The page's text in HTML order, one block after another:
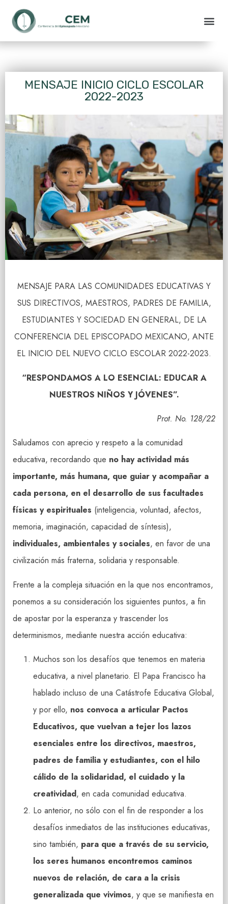
MENSAJE INICIO CICLO ESCOLAR
2022-2023
MENSAJE PARA LAS COMUNIDADES EDUCATIVAS Y
SUS DIRECTIVOS, MAESTROS, PADRES DE FAMILIA,
ESTUDIANTES Y SOCIEDAD EN GENERAL, DE LA
CONFERENCIA DEL EPISCOPADO MEXICANO, ANTE
EL INICIO DEL NUEVO CICLO ESCOLAR 2022-2023.
“RESPONDAMOS A LO ESENCIAL: EDUCAR A
NUESTROS NIÑOS Y JÓVENES”.
Prot. No. 128/22
Saludamos con aprecio y respeto a la comunidad
educativa, recordando que no hay actividad más
importante, más humana, que guiar y acompañar a
cada persona, en el desarrollo de sus facultades
físicas y espirituales (inteligencia, voluntad, afectos,
memoria, imaginación, capacidad de síntesis),
individuales, ambientales y sociales, en favor de una
civilización más fraterna, solidaria y responsable.
Frente a la compleja situación en la que nos encontramos,
ponemos a su consideración los siguientes puntos, a fin
de apostar por la esperanza y trascender los
determinismos, mediante nuestra acción educativa:
Muchos son los desafíos que tenemos en materia
educativa, a nivel planetario. El Papa Francisco ha
hablado incluso de una Catástrofe Educativa Global,
y por ello, nos convoca a articular Pactos
Educativos, que vuelvan a tejer los lazos
esenciales entre los directivos, maestros,
padres de familia y estudiantes, con el hilo
cálido de la solidaridad, el cuidado y la
creatividad, en cada comunidad educativa.
Lo anterior, no sólo con el fin de responder a los
desafíos inmediatos de las instituciones educativas,
sino también, para que a través de su servicio,
los seres humanos encontremos caminos
nuevos de relación, de cara a la crisis
generalizada que vivimos, y que se manifiesta en